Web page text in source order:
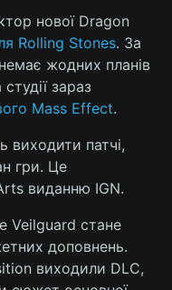
нової Dragon
Rolling Stones. За
жодних планів
зараз
Mass Effect.
виходити патчі,
гри. Це
виданню IGN.
Veilguard стане
доповнень.
виходили DLC,